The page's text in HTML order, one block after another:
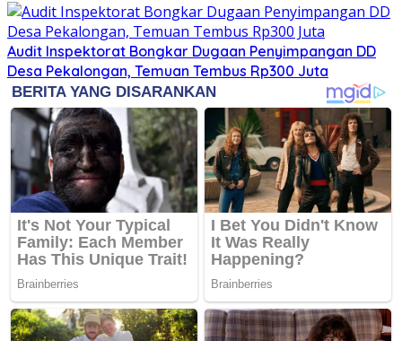
Audit Inspektorat Bongkar Dugaan Penyimpangan DD
Desa Pekalongan, Temuan Tembus Rp300 Juta